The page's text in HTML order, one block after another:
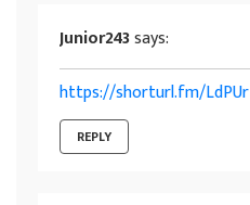
Junior243says:
https://shorturl.fm/LdPUr
REPLY